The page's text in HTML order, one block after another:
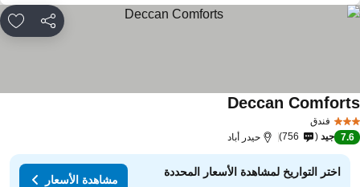
مشاركة
فندق
Deccanمشاهدة الأسعار
7.6 جيد 756 حيدر أباد
اختر التواريخ لمشاهدة الأسعار المحددة
مشاهدة الأسعار